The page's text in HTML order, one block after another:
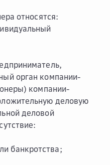
относятся:
орган компании-
компании-
деловую
деловой
банкротства;